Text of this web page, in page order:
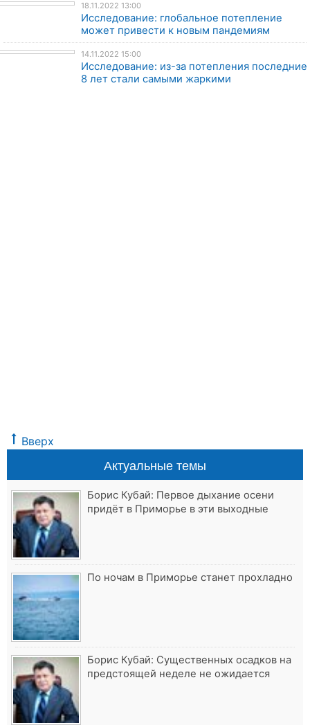
18.11.2022 13:00
Исследование: глобальное потепление
может привести к новым пандемиям
14.11.2022 15:00
Исследование: из-за потепления последние
8 лет стали самыми жаркими
Вверх
Актуальные темы
Борис Кубай: Первое дыхание осени
придёт в Приморье в эти выходные
По ночам в Приморье станет прохладно
Борис Кубай: Существенных осадков на
предстоящей неделе не ожидается